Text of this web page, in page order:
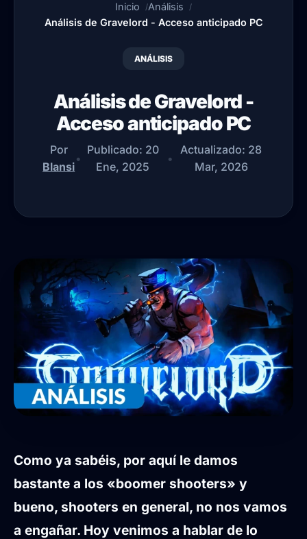
Inicio
Análisis
Análisis de Gravelord - Acceso anticipado PC
ANÁLISIS
Análisis de Gravelord -
Acceso anticipado PC
Por
Blansi
•
Publicado: 20
Ene, 2025
•
Actualizado: 28
Mar, 2026
Como ya sabéis, por aquí le damos
bastante a los «boomer shooters» y
bueno, shooters en general, no nos vamos
a engañar. Hoy venimos a hablar de lo